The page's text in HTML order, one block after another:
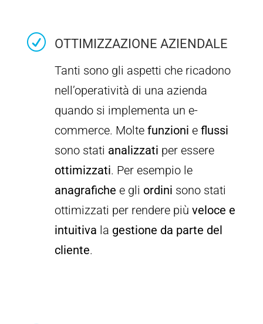
R OTTIMIZZAZIONE AZIENDALE
Tanti sono gli aspetti che ricadono
nell’operatività di una azienda
quando si implementa un e-
commerce. Molte funzioni e flussi
sono stati analizzati per essere
ottimizzati. Per esempio le
anagrafiche e gli ordini sono stati
ottimizzati per rendere più veloce e
intuitiva la gestione da parte del
cliente.